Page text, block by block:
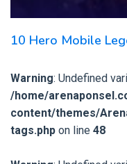
10 Hero Mobile
Warning: Undefined
/home/
content/themes/
tags.php on line 48